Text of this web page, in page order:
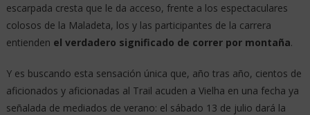
escarpada cresta que le da acceso, frente a los espectaculares
colosos de la Maladeta, los y las participantes de la carrera
entienden el verdadero significado de correr por montaña.
Y es buscando esta sensación única que, año tras año, cientos de
aficionados y aficionadas al Trail acuden a Vielha en una fecha ya
señalada de mediados de verano: el sábado 13 de julio dará la